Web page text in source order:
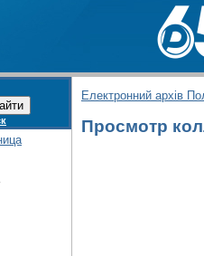
Електронний архів
Просмотр